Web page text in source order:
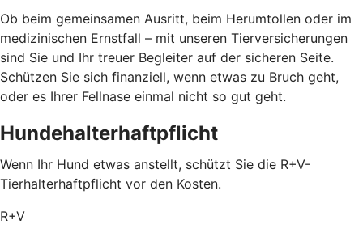
Ob beim gemeinsamen Ausritt, beim Herumtollen oder im
medizinischen Ernstfall – mit unseren Tierversicherungen
sind Sie und Ihr treuer Begleiter auf der sicheren Seite.
Schützen Sie sich finanziell, wenn etwas zu Bruch geht,
oder es Ihrer Fellnase einmal nicht so gut geht.
Hundehalterhaftpflicht
Wenn Ihr Hund etwas anstellt, schützt Sie die R+V-
Tierhalterhaftpflicht vor den Kosten.
R+V